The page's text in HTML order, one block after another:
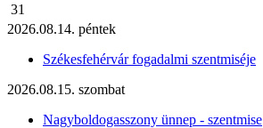
31
2026.08.14. péntek
Székesfehérvár fogadalmi szentmiséje
2026.08.15. szombat
Nagyboldogasszony ünnep - szentmise